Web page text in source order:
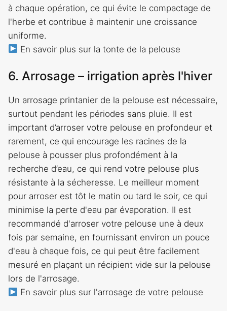
à chaque opération, ce qui évite le compactage de
l'herbe et contribue à maintenir une croissance
uniforme.
En savoir plus sur la tonte de la pelouse
6. Arrosage – irrigation après l'hiver
Un arrosage printanier de la pelouse est nécessaire,
surtout pendant les périodes sans pluie. Il est
important d’arroser votre pelouse en profondeur et
rarement, ce qui encourage les racines de la
pelouse à pousser plus profondément à la
recherche d’eau, ce qui rend votre pelouse plus
résistante à la sécheresse. Le meilleur moment
pour arroser est tôt le matin ou tard le soir, ce qui
minimise la perte d'eau par évaporation. Il est
recommandé d'arroser votre pelouse une à deux
fois par semaine, en fournissant environ un pouce
d'eau à chaque fois, ce qui peut être facilement
mesuré en plaçant un récipient vide sur la pelouse
lors de l'arrosage.
En savoir plus sur l'arrosage de votre pelouse